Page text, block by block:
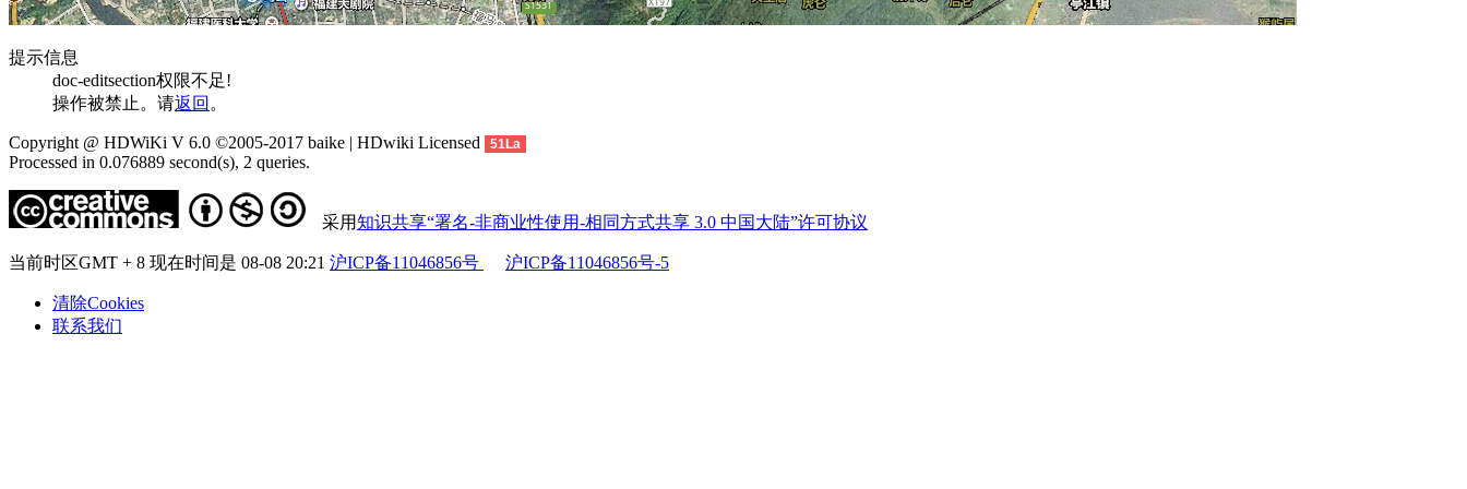
提示信息
doc-editsection权限不足!
操作被禁止。请返回 。
Copyright @ HDWiKi V 6.0 ©2005-2017 baike | HDwiki Licensed 51La
Processed in 0.076889 second(s), 2 queries.
采用知识共享“署名-非商业性使用-相同方式共享 3.0 中国大陆”许可协议
当前时区GMT + 8 现在时间是 08-08 20:21 沪ICP备11046856号 沪ICP备11046856号-5
清除Cookies
联系我们